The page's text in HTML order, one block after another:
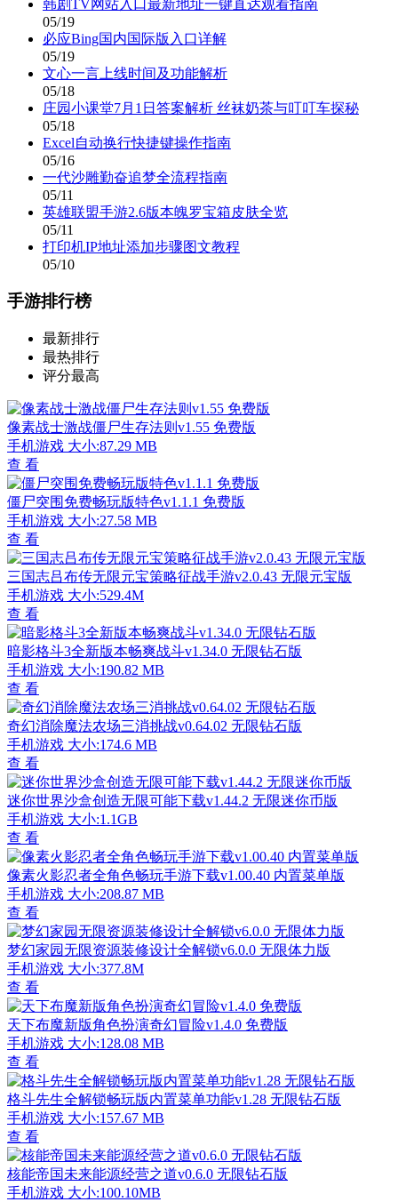
韩剧TV网站入口最新地址一键直达观看指南
05/19
必应Bing国内国际版入口详解
05/19
文心一言上线时间及功能解析
05/18
庄园小课堂7月1日答案解析 丝袜奶茶与叮叮车探秘
05/18
Excel自动换行快捷键操作指南
05/16
一代沙雕勤奋追梦全流程指南
05/11
英雄联盟手游2.6版本魄罗宝箱皮肤全览
05/11
打印机IP地址添加步骤图文教程
05/10
手游排行榜
最新排行
最热排行
评分最高
像素战士激战僵尸生存法则v1.55 免费版
手机游戏 大小:87.29 MB
查 看
僵尸突围免费畅玩版特色v1.1.1 免费版
手机游戏 大小:27.58 MB
查 看
三国志吕布传无限元宝策略征战手游v2.0.43 无限元宝版
手机游戏 大小:529.4M
查 看
暗影格斗3全新版本畅爽战斗v1.34.0 无限钻石版
手机游戏 大小:190.82 MB
查 看
奇幻消除魔法农场三消挑战v0.64.02 无限钻石版
手机游戏 大小:174.6 MB
查 看
迷你世界沙盒创造无限可能下载v1.44.2 无限迷你币版
手机游戏 大小:1.1GB
查 看
像素火影忍者全角色畅玩手游下载v1.00.40 内置菜单版
手机游戏 大小:208.87 MB
查 看
梦幻家园无限资源装修设计全解锁v6.0.0 无限体力版
手机游戏 大小:377.8M
查 看
天下布魔新版角色扮演奇幻冒险v1.4.0 免费版
手机游戏 大小:128.08 MB
查 看
格斗先生全解锁畅玩版内置菜单功能v1.28 无限钻石版
手机游戏 大小:157.67 MB
查 看
核能帝国未来能源经营之道v0.6.0 无限钻石版
手机游戏 大小:100.10MB